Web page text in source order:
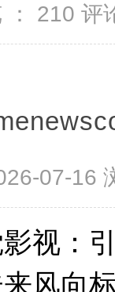
210 评
07-16
视：
风向